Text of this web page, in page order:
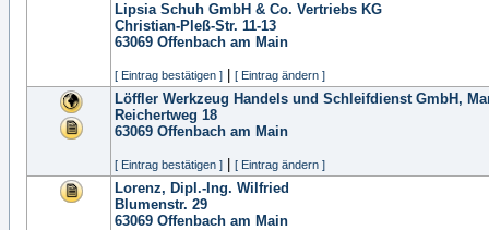
Lipsia Schuh GmbH & Co. Vertriebs KG
Christian-Pleß-Str. 11-13
63069 Offenbach am Main
[ Eintrag bestätigen ] [ Eintrag ändern ]
Löffler Werkzeug Handels und Schleifdienst GmbH,
Reichertweg 18
63069 Offenbach am Main
[ Eintrag bestätigen ] [ Eintrag ändern ]
Lorenz, Dipl.-Ing. Wilfried
Blumenstr. 29
63069 Offenbach am Main